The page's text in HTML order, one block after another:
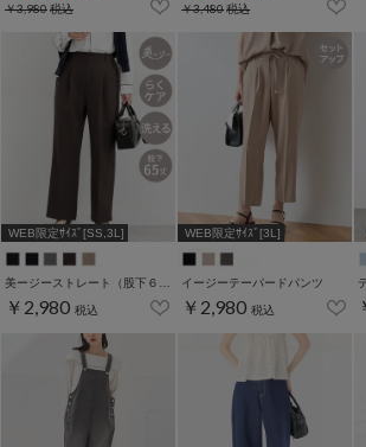
￥3,980税込
￥3,480税込
WEB限定ｻｲｽﾞ[SS,3L]
￥2,980 税込
WEB限定ｻｲｽﾞ[3L]
イージーテーパードパンツ
￥2,980 税込